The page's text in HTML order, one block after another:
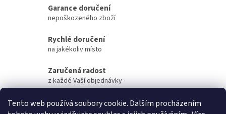
Tento web používá soubory cookie. Dalším procházením
c
v
p
i
á
n
Garance doručení
nepoškozeného zboží
Rychlé doručení
na jakékoliv místo
Zaručená radost
z každé Vaší objednávky
Zaručené otevření
Vaší objednávky na streamu